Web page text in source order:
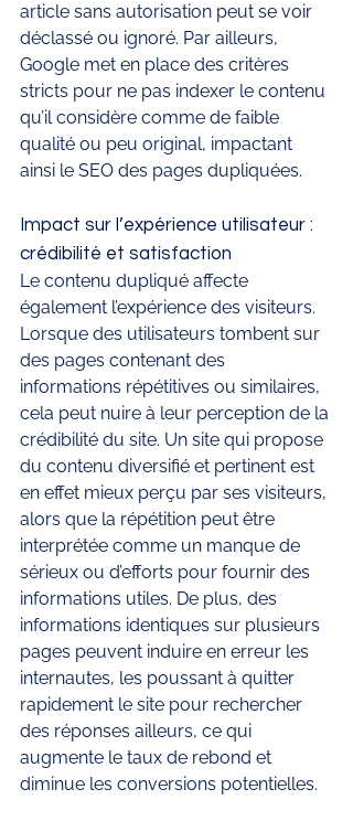
article sans autorisation peut se voir
déclassé ou ignoré. Par ailleurs,
Google met en place des critères
stricts pour ne pas indexer le contenu
qu’il considère comme de faible
qualité ou peu original, impactant
ainsi le SEO des pages dupliquées.
Impact sur l’expérience utilisateur :
crédibilité et satisfaction
Le contenu dupliqué affecte
également l’expérience des visiteurs.
Lorsque des utilisateurs tombent sur
des pages contenant des
informations répétitives ou similaires,
cela peut nuire à leur perception de la
crédibilité du site. Un site qui propose
du contenu diversifié et pertinent est
en effet mieux perçu par ses visiteurs,
alors que la répétition peut être
interprétée comme un manque de
sérieux ou d’efforts pour fournir des
informations utiles. De plus, des
informations identiques sur plusieurs
pages peuvent induire en erreur les
internautes, les poussant à quitter
rapidement le site pour rechercher
des réponses ailleurs, ce qui
augmente le taux de rebond et
diminue les conversions potentielles.